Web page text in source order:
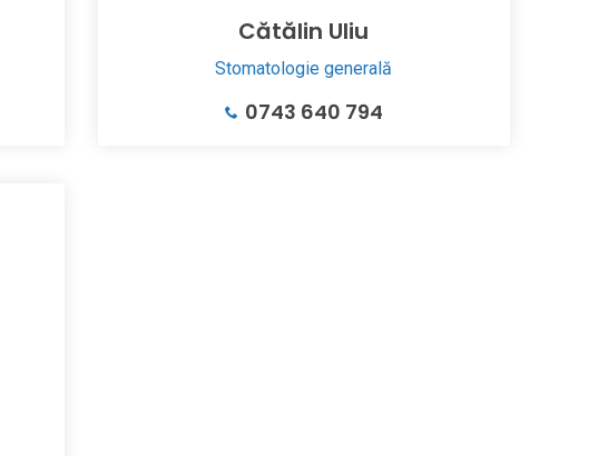
Cătălin Uliu
Stomatologie generală
0743 640 794